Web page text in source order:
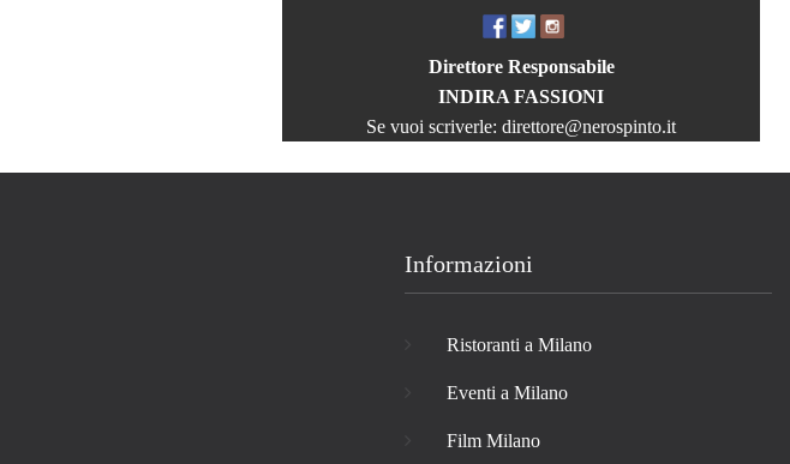
Direttore Responsabile
INDIRA FASSIONI
Se vuoi scriverle: direttore@nerospinto.it
Informazioni
Ristoranti a Milano
Eventi a Milano
Film Milano